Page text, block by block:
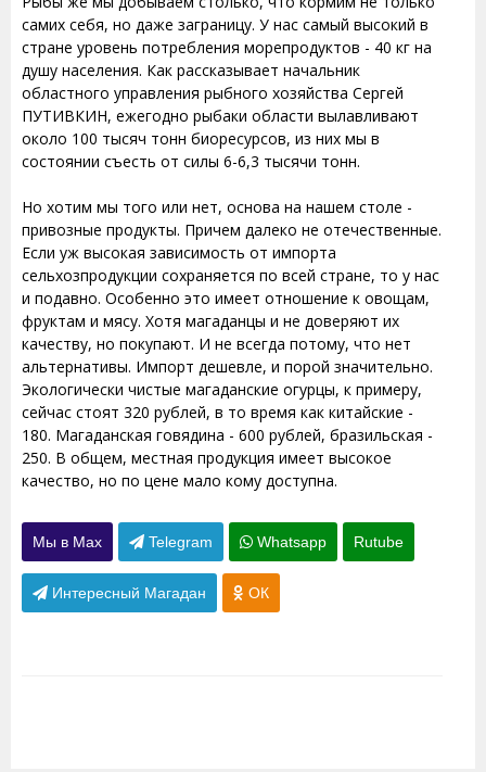
самих себя, но даже заграницу. У нас самый высокий в
стране уровень потребления морепродуктов - 40 кг на
душу населения. Как рассказывает начальник
областного управления рыбного хозяйства Сергей
ПУТИВКИН, ежегодно рыбаки области вылавливают
около 100 тысяч тонн биоресурсов, из них мы в
состоянии съесть от силы 6-6,3 тысячи тонн.
Но хотим мы того или нет, основа на нашем столе -
привозные продукты. Причем далеко не отечественные.
Если уж высокая зависимость от импорта
сельхозпродукции сохраняется по всей стране, то у нас
и подавно. Особенно это имеет отношение к овощам,
фруктам и мясу. Хотя магаданцы и не доверяют их
качеству, но покупают. И не всегда потому, что нет
альтернативы. Импорт дешевле, и порой значительно.
Экологически чистые магаданские огурцы, к примеру,
сейчас стоят 320 рублей, в то время как китайские -
180. Магаданская говядина - 600 рублей, бразильская -
250. В общем, местная продукция имеет высокое
качество, но по цене мало кому доступна.
Мы в Max Telegram Whatsapp Rutube
Интересный Магадан ОК